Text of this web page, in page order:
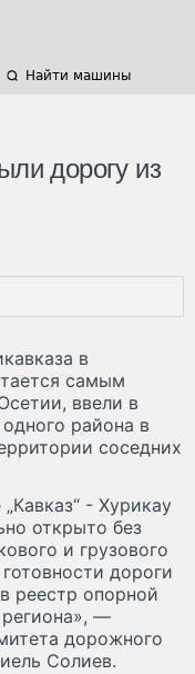
Найти машины
дорогу из
в
самым
ввели в
района в
соседних
- Хурикау
открыто без
и грузового
дороги
реестр опорной
—
дорожного
Солиев.